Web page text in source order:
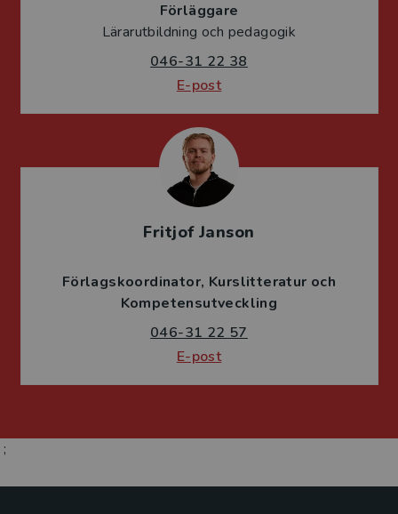
Förläggare
Lärarutbildning och pedagogik
046-31 22 38
E-post
Fritjof Janson
Förlagskoordinator Kurslitteratur och
Kompetensutveckling
046-31 22 57
E-post
;